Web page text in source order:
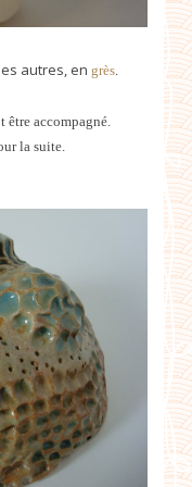
autres, en grès
accompagné.
la suite.